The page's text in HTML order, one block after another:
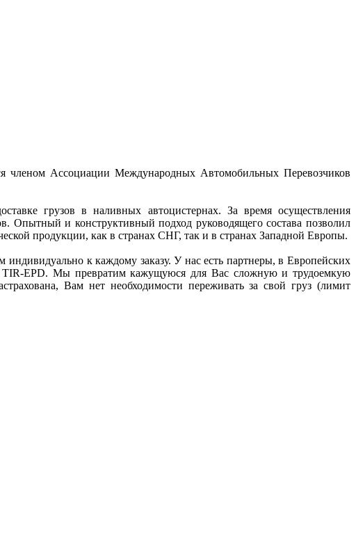
членом Ассоциации Международных Автомобильных Перевозчиков
грузов в наливных автоцистернах. За время осуществления
Опытный и конструктивный подход руководящего состава позволил
продукции, как в странах СНГ, так и в странах Западной Европы.
к каждому заказу. У нас есть партнеры, в Европейских
TIR-EPD. Мы превратим кажущуюся для Вас сложную и трудоемкую
Вам нет необходимости переживать за свой груз (лимит